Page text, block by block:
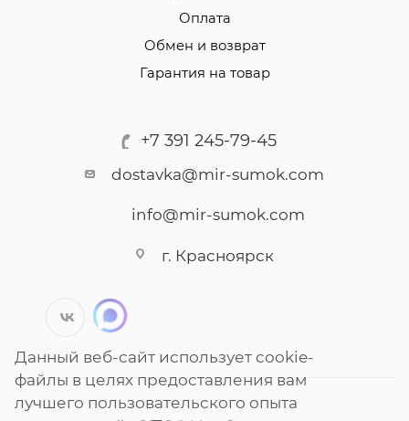
Оплата
Обмен и возврат
Гарантия на товар
+7 391 245-79-45
dostavka@mir-sumok.com
info@mir-sumok.com
г. Красноярск
Данный веб-сайт использует cookie-
файлы в целях предоставления вам
лучшего пользовательского опыта